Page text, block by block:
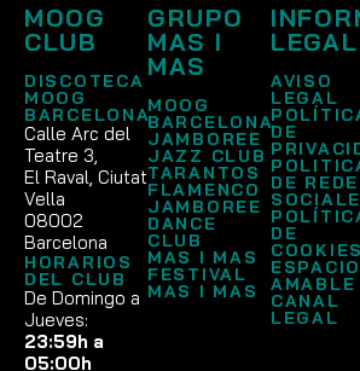
MOOG
CLUB
DISCOTECA
MOOG
BARCELONA
Calle Arc del
Teatre 3,
El Raval, Ciutat
Vella
08002
Barcelona
HORARIOS
DEL CLUB
De Domingo a
Jueves:
23:59h a
05:00h
GRUPO
MAS I
MAS
MOOG
BARCELONA
JAMBOREE
JAZZ CLUB
TARANTOS
FLAMENCO
JAMBOREE
DANCE
CLUB
MAS I MAS
FESTIVAL
MAS I MAS
LEGAL
AVISO
LEGAL
DE
DE
DE
COOKIES
ESPACIO
AMABLE
CANAL
LEGAL